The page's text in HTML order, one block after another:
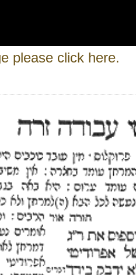
please click here.